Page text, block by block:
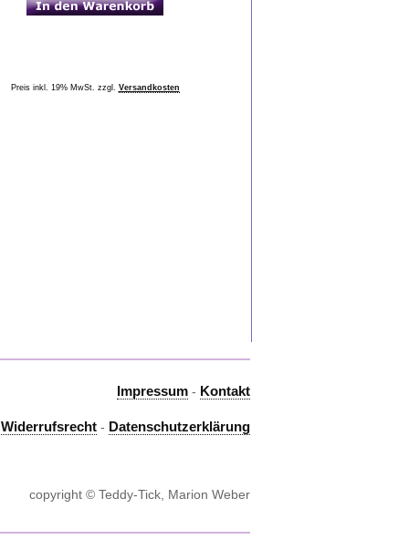
Preis inkl. 19% MwSt. zzgl. Versandkosten
Impressum - Kontakt
Widerrufsrecht - Datenschutzerklärung
copyright © Teddy-Tick, Marion Weber